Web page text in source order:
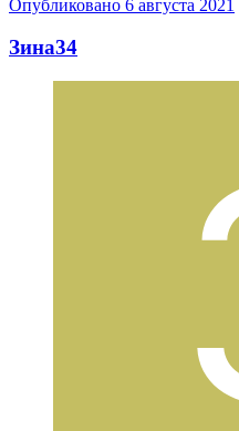
Опубликовано 6 августа 2021
Зина34